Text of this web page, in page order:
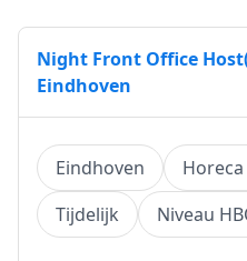
Night Front Office
Eindhoven
Eindhoven
Tijdelijk
Niveau